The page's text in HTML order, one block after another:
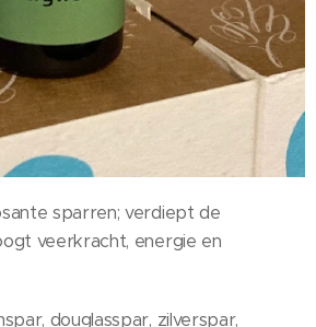
sparren; verdiept de
veerkracht, energie en
douglasspar, zilverspar,